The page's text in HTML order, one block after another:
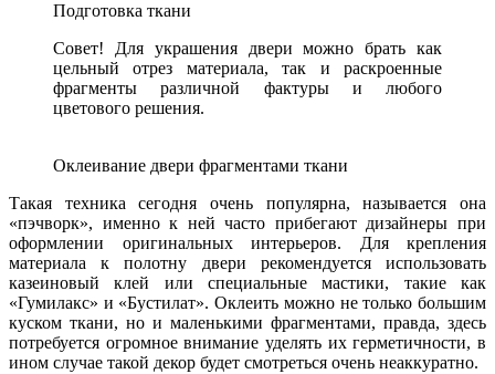
Подготовка ткани
Совет! Для украшения двери можно брать как
цельный отрез материала, так и раскроенные
фрагменты различной фактуры и любого
цветового решения.
Оклеивание двери фрагментами ткани
Такая техника сегодня очень популярна, называется она
«пэчворк», именно к ней часто прибегают дизайнеры при
оформлении оригинальных интерьеров. Для крепления
материала к полотну двери рекомендуется использовать
казеиновый клей или специальные мастики, такие как
«Гумилакс» и «Бустилат». Оклеить можно не только большим
куском ткани, но и маленькими фрагментами, правда, здесь
потребуется огромное внимание уделять их герметичности, в
ином случае такой декор будет смотреться очень неаккуратно.